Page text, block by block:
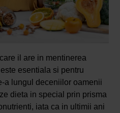
il are in mentinerea
esentiala si pentru
a lungul deceniilor oamenii
dieta in special prin prisma
iata ca in ultimii ani